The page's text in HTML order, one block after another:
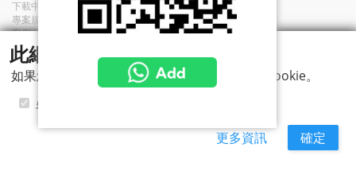
此網站使用 cookies
如果您繼續使用本網站，即表示您同意選擇的Cookie。
必要
確定
更多資訊
隨機存取記憶體
(RAM)
8GB
顯示卡
音訊類型 雙向, 麥克風接口, 外部音源輸出
下載中心
專案規劃工具集
案例參考
隱私政策
Cookie 政策
建騰創達科技股份有限公司 版權 © 2026 版權所有.